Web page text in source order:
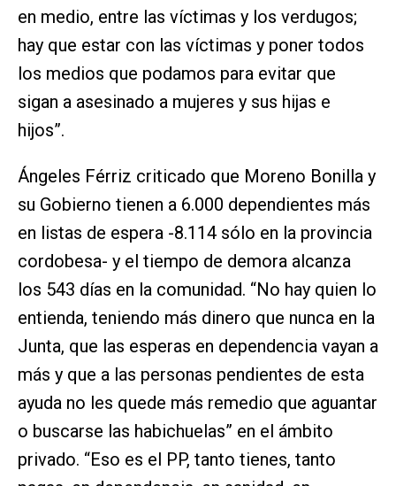
en medio, entre las víctimas y los verdugos;
hay que estar con las víctimas y poner todos
los medios que podamos para evitar que
sigan a asesinado a mujeres y sus hijas e
hijos”.
Ángeles Férriz criticado que Moreno Bonilla y
su Gobierno tienen a 6.000 dependientes más
en listas de espera -8.114 sólo en la provincia
cordobesa- y el tiempo de demora alcanza
los 543 días en la comunidad. “No hay quien lo
entienda, teniendo más dinero que nunca en la
Junta, que las esperas en dependencia vayan a
más y que a las personas pendientes de esta
ayuda no les quede más remedio que aguantar
o buscarse las habichuelas” en el ámbito
privado. “Eso es el PP, tanto tienes, tanto